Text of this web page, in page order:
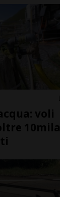
voli
10mila